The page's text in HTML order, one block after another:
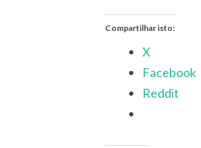
Compartilhar isto:
X
Facebook
Reddit